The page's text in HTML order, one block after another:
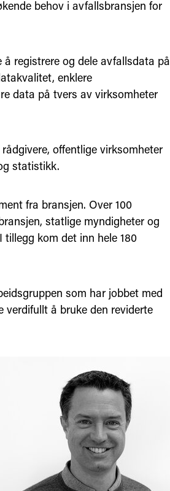
behov i avfallsbransjen for
registrere og dele avfallsdata på
enklere
data på tvers av virksomheter
offentlige virksomheter
statistikk.
fra bransjen. Over 100
statlige myndigheter og
kom det inn hele 180
som har jobbet med
å bruke den reviderte